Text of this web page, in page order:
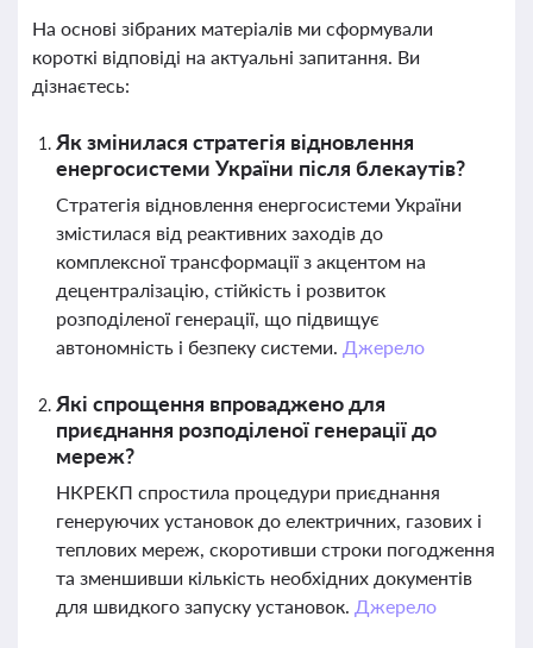
На основі зібраних матеріалів ми сформували
короткі відповіді на актуальні запитання. Ви
дізнаєтесь:
Як змінилася стратегія відновлення
енергосистеми України після блекаутів?
Стратегія відновлення енергосистеми України
змістилася від реактивних заходів до
комплексної трансформації з акцентом на
децентралізацію, стійкість і розвиток
розподіленої генерації, що підвищує
автономність і безпеку системи. Джерело
Які спрощення впроваджено для
приєднання розподіленої генерації до
мереж?
НКРЕКП спростила процедури приєднання
генеруючих установок до електричних, газових і
теплових мереж, скоротивши строки погодження
та зменшивши кількість необхідних документів
для швидкого запуску установок. Джерело